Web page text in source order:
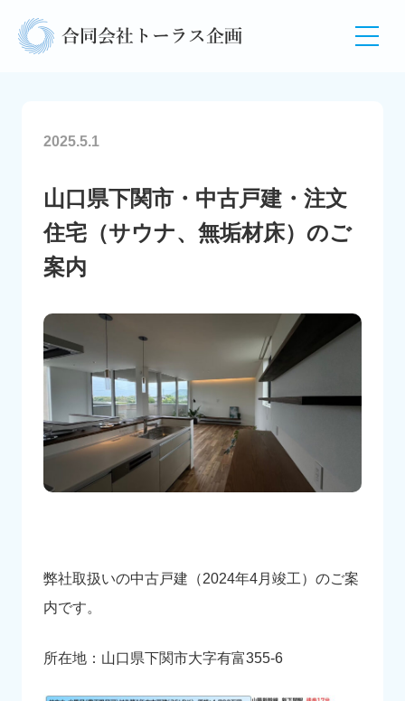
2025.5.1
山口県下関市・中古戸建・注文
住宅（サウナ、無垢材床）のご
案内
弊社取扱いの中古戸建（2024年4月竣工）のご案
内です。
所在地：山口県下関市大字有富355-6